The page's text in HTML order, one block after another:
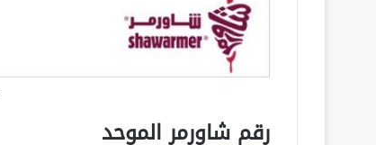
رقم شاورمر الموحد